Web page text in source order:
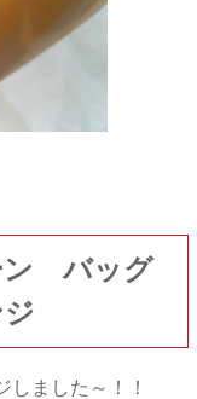
ン バッグ
しました～！！